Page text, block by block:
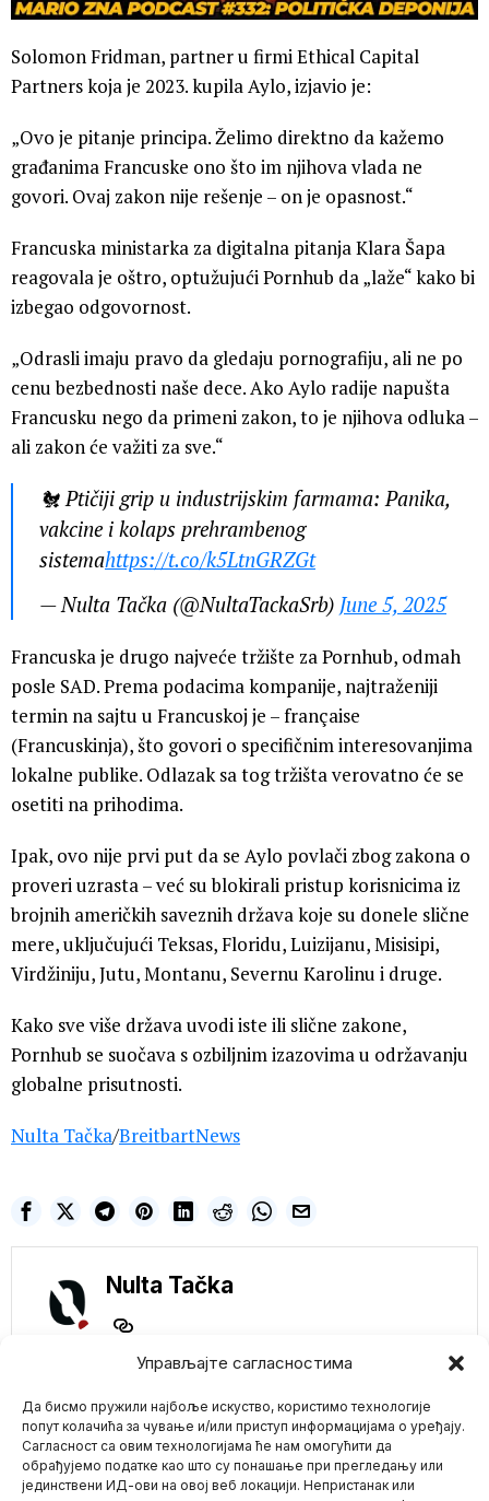
Управљајте сагласностима
Да бисмо пружили најбоље искуство, користимо технологије
попут колачића за чување и/или приступ информацијама о уређају.
Сагласност са овим технологијама ће нам омогућити да
обрађујемо податке као што су понашање при прегледању или
јединствени ИД-ови на овој веб локацији. Непристанак или
Solomon Fridman, partner u firmi Ethical Capital
Partners koja je 2023. kupila Aylo, izjavio je:
„Ovo je pitanje principa. Želimo direktno da kažemo
građanima Francuske ono što im njihova vlada ne
govori. Ovaj zakon nije rešenje – on je opasnost.“
Francuska ministarka za digitalna pitanja Klara Šapa
reagovala je oštro, optužujući Pornhub da „laže“ kako bi
izbegao odgovornost.
„Odrasli imaju pravo da gledaju pornografiju, ali ne po
cenu bezbednosti naše dece. Ako Aylo radije napušta
Francusku nego da primeni zakon, to je njihova odluka –
ali zakon će važiti za sve.“
🐔 Ptičiji grip u industrijskim farmama: Panika,
vakcine i kolaps prehrambenog
sistemahttps://t.co/k5LtnGRZGt
— Nulta Tačka (@NultaTackaSrb) June 5, 2025
Francuska je drugo najveće tržište za Pornhub, odmah
posle SAD. Prema podacima kompanije, najtraženiji
termin na sajtu u Francuskoj je – française
(Francuskinja), što govori o specifičnim interesovanjima
lokalne publike. Odlazak sa tog tržišta verovatno će se
osetiti na prihodima.
Ipak, ovo nije prvi put da se Aylo povlači zbog zakona o
proveri uzrasta – već su blokirali pristup korisnicima iz
brojnih američkih saveznih država koje su donele slične
mere, uključujući Teksas, Floridu, Luizijanu, Misisipi,
Virdžiniju, Jutu, Montanu, Severnu Karolinu i druge.
Kako sve više država uvodi iste ili slične zakone,
Pornhub se suočava s ozbiljnim izazovima u održavanju
globalne prisutnosti.
Nulta Tačka/BreitbartNews
Nulta Tačka
Mario zna Youtube
HIT! Konstrakta
nastupa na
Evroprajdu u
Beogradu- Do juče je
slavile patriote i
konzervativci na